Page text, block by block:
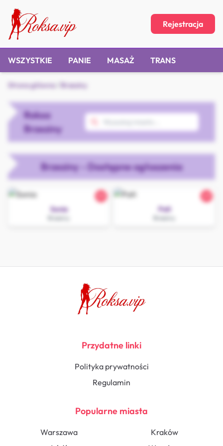
Rejestracja
WSZYSTKIE PANIE MASAŻ TRANS
Strona główna Brzeziny
Roksa
Brzeziny
Brzeziny - Dostępne ogłoszenia
Sonia Pati
Przydatne linki
Polityka prywatności
Regulamin
Popularne miasta
Warszawa
Kraków